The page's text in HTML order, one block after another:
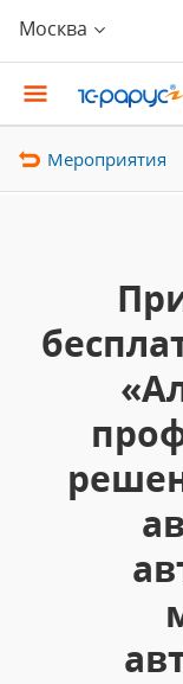
Москва
Мероприятия